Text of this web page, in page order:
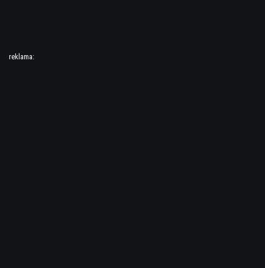
reklama: